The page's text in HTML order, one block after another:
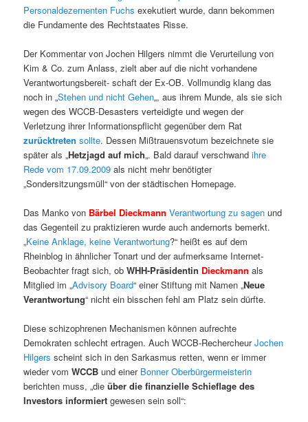
Personaldezernenten Fuchs exekutiert wurde, dann bekommen
die Fundamente des Rechtstaates Risse.
Der Kommentar von Jochen Hilgers nimmt die Verurteilung von
Kim & Co. zum Anlass, zielt aber auf die nicht vorhandene
Verantwortungsbereit- schaft der Ex-OB. Vollmundig klang das
noch in „Stehen und nicht Gehen„, aus ihrem Munde, als sie sich
wegen des WCCB-Desasters verteidigte und wegen der
Verletzung ihrer Informationspflicht gegenüber dem Rat
zurücktreten sollte. Dessen Mißtrauensvotum bezeichnete sie
später als „Hetzjagd auf mich„. Bald darauf verschwandihre
Rede vom 17.09.2009 als nicht mehr benötigter
„Sondersitzungsmüll“ von der städtischen Homepage.
Das Manko von Bärbel Dieckmann Verantwortung zu sagen und
das Gegenteil zu praktizieren wurde auch andernorts bemerkt.
„Keine Anklage, keine Verantwortung?“ heißt es auf dem
Rheinblog in ähnlicher Tonart und der aufmerksame Internet-
Beobachter fragt sich, obWHH-Präsidentin Dieckmann als
Mitglied im „Advisory Board“ einer Stiftung mit Namen „Neue
Verantwortung“ nicht ein bisschen fehl am Platz sein dürfte.
Diese schizophrenen Mechanismen können aufrechte
Demokraten schlecht ertragen. Auch WCCB-RechercheurJochen
Hilgers scheint sich in den Sarkasmus retten, wenn er immer
wiedervomWCCB und einer Bonner Oberbürgermeisterin
berichten muss, „dieüber die finanzielle Schieflage des
Investors informiertgewesen sein soll“: